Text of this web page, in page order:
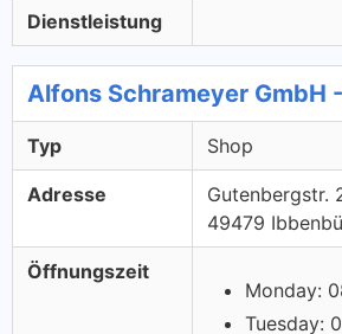
Dienstleistung
Alfons Schrameyer GmbH
Typ Shop
Adresse
Gutenbergstr.
49479
Öffnungszeit
Monday:
Tuesday: